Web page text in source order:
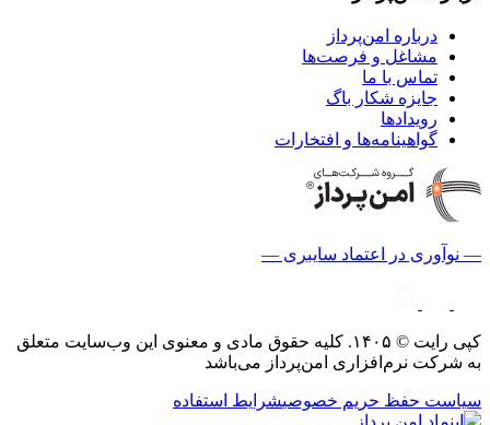
درباره امن‌پرداز
مشاغل و فرصت‌ها
تماس با ما
جایزه شکار باگ
رویدادها
گواهینامه‌ها و افتخارات
— نوآوری در اعتماد سایبری —
کپی رایت © ۱۴۰۵. کلیه حقوق مادی و معنوی این وب‌سایت متعلق
به شرکت نرم‌افزاری امن‌پرداز می‌باشد
سیاست حفظ حریم خصوصیشرایط استفاده